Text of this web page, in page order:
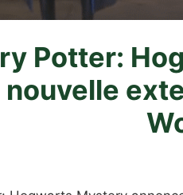
Potter:
nouvelle